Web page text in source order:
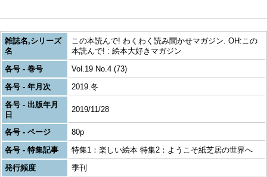
雑誌名,シリーズ
名
この本読んで! わくわく読み聞かせマガジン. OH:この
本読んで! : 絵本大好きマガジン
各号 - 巻号
Vol.19 No.4 (73)
各号 - 年月次
2019.冬
各号 - 出版年月
日
2019/11/28
各号 - ページ
80p
各号 - 特集記事
特集1：楽しい絵本 特集2：ようこそ紙芝居の世界へ
発行頻度
季刊